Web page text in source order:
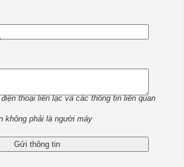
thoại liên lạc và các thông tin liên quan
không phải là người máy